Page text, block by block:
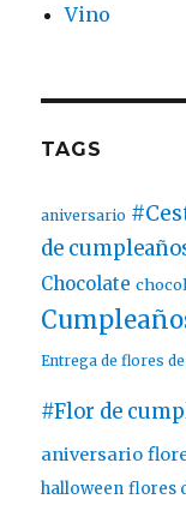
Vino
TAGS
aniversario
de
Chocolate
Entrega de flores
#Flor de
aniversario
halloween flores